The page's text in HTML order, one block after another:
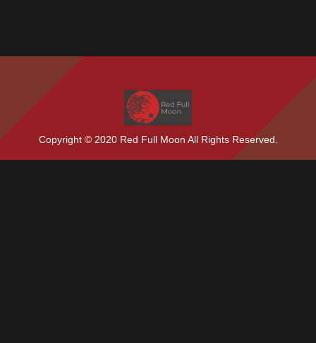
Copyright © 2020 Red Full Moon All Rights Reserved.